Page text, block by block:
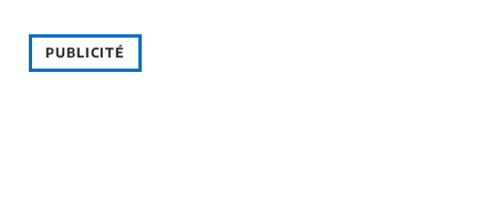
PUBLICITÉ